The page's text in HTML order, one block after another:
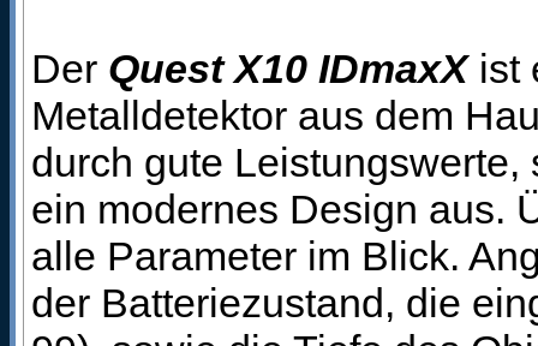
Der Quest X10 IDmaxXist
Metalldetektor aus dem
durch gute
ein modernes Design aus.
alle Parameter im Blick.
der Batteriezustand, die